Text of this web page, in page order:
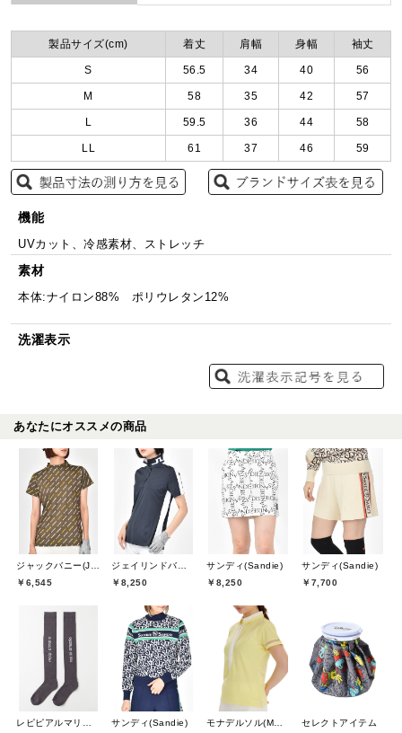
製品サイズ(cm) 着丈 肩幅 身幅 袖丈
S 56.5 34 40 56
M 58 35 42 57
L 59.5 36 44 58
LL 61 37 46 59
機能
UVカット、冷感素材、ストレッチ
素材
本体:ナイロン88% ポリウレタン12%
洗濯表示
あなたにオススメの商品
ジャックバニー(Jack Bunny)
￥6,545
ジェイリンドバーグ(J.LINDEBERG)
￥8,250
サンディ(Sandie)
￥8,250
サンディ(Sandie)
￥7,700
レピピアルマリオ(repipi armario)
サンディ(Sandie)
モナデルソル(MONA DELSOL)
セレクトアイテム